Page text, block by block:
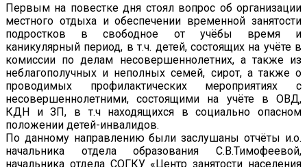
Первым на повестке дня стоял вопрос об организации
местного отдыха и обеспечении временной занятости
подростков в свободное от учёбы время и
каникулярный период, в т.ч. детей, состоящих на учёте в
комиссии по делам несовершеннолетних, а также из
неблагополучных и неполных семей, сирот, а также о
проводимых профилактических мероприятиях с
несовершеннолетними, состоящими на учёте в ОВД,
КДН и ЗП, в т.ч находящихся в социально опасном
положении детей-инвалидов.
По данному направлению были заслушаны отчёты и.о.
начальника отдела образования С.В.Тимофеевой,
начальника отдела СОГКУ «Центр занятости населения